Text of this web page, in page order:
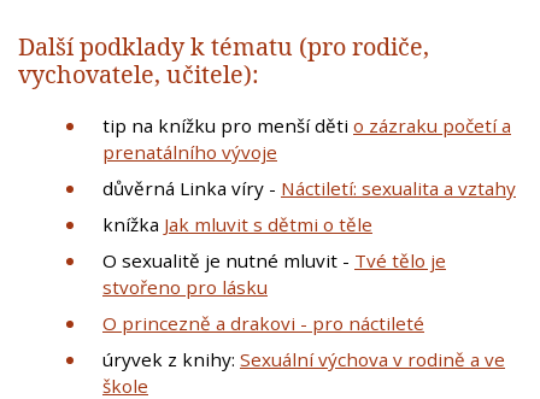
Další podklady k tématu (pro rodiče,
vychovatele, učitele):
tip na knížku pro menší děti o zázraku početí a
prenatálního vývoje
důvěrná Linka víry - Náctiletí: sexualita a vztahy
knížka Jak mluvit s dětmi o těle
O sexualitě je nutné mluvit - Tvé tělo je
stvořeno pro lásku
O princezně a drakovi - pro náctileté
úryvek z knihy: Sexuální výchova v rodině a ve
škole